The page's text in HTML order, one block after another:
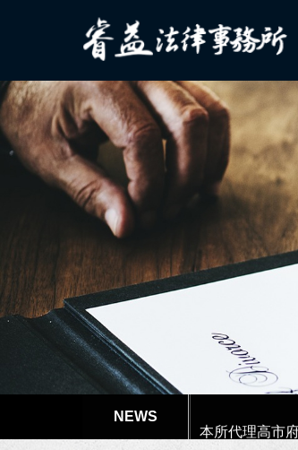
狂賀！本所代
李律師獲內政